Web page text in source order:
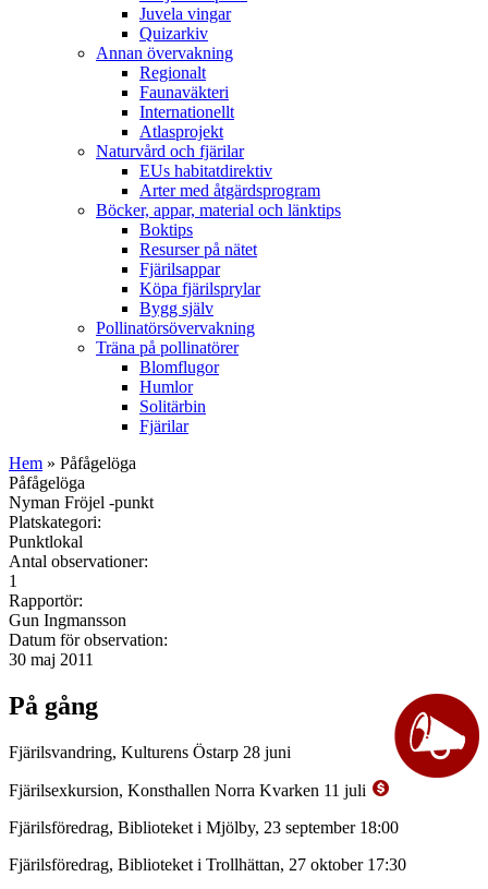
Juvela vingar
Quizarkiv
Annan övervakning
Regionalt
Faunaväkteri
Internationellt
Atlasprojekt
Naturvård och fjärilar
EUs habitatdirektiv
Arter med åtgärdsprogram
Böcker, appar, material och länktips
Boktips
Resurser på nätet
Fjärilsappar
Köpa fjärilsprylar
Bygg själv
Pollinatörsövervakning
Träna på pollinatörer
Blomflugor
Humlor
Solitärbin
Fjärilar
Hem » Påfågelöga
Påfågelöga
Nyman Fröjel -punkt
Platskategori:
Punktlokal
Antal observationer:
1
Rapportör:
Gun Ingmansson
Datum för observation:
30 maj 2011
På gång
Fjärilsvandring, Kulturens Östarp 28 juni
Fjärilsexkursion, Konsthallen Norra Kvarken 11 juli
Fjärilsföredrag, Biblioteket i Mjölby, 23 september 18:00
Fjärilsföredrag, Biblioteket i Trollhättan, 27 oktober 17:30